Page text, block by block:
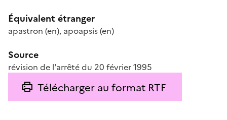
Équivalent étranger
apastron (en), apoapsis(en)
Source
révision de l'arrêté du 20 février 1995
Télécharger au format RTF